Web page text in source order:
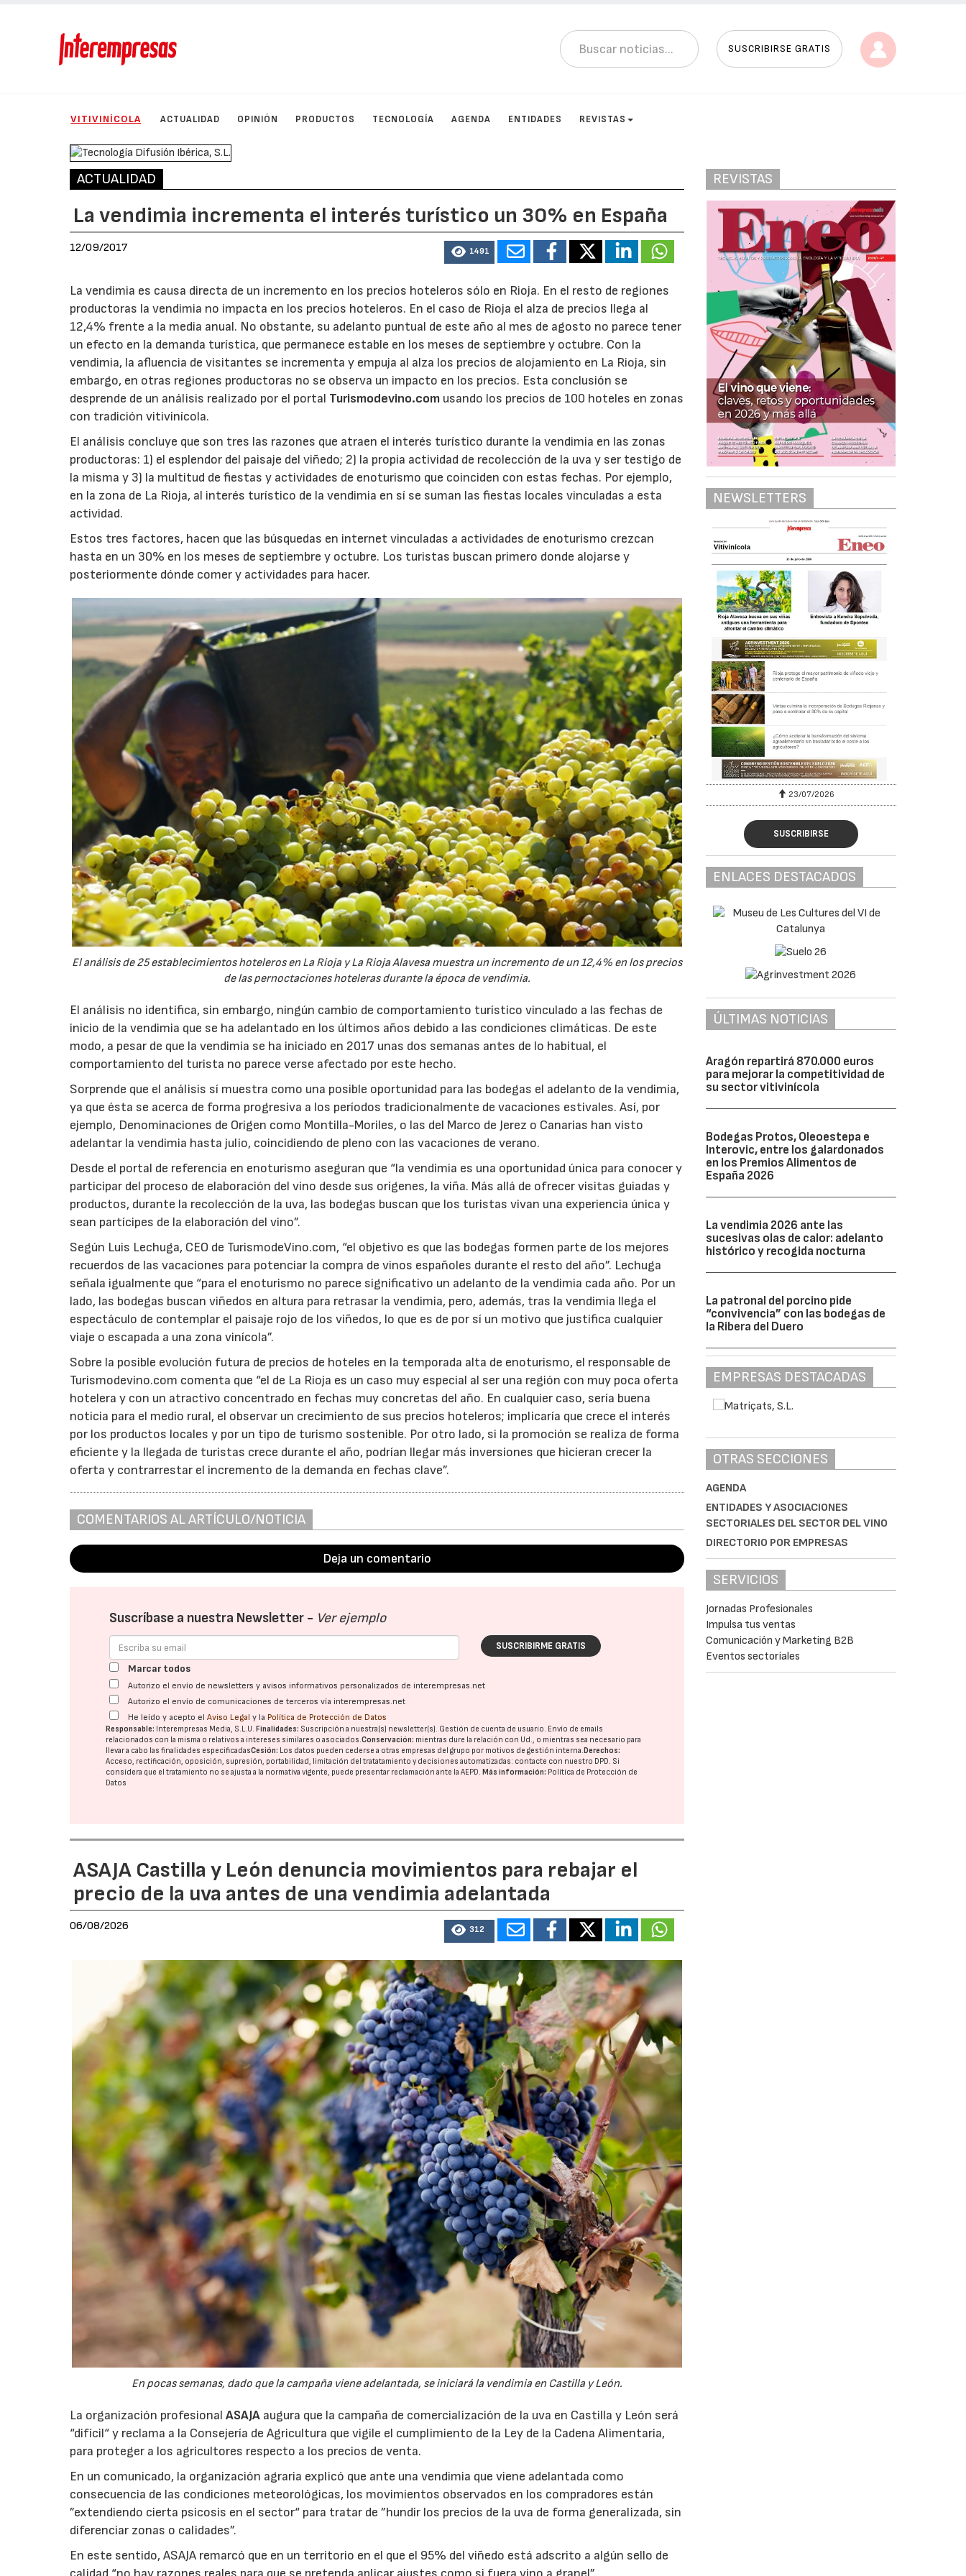
SUSCRIBIRSE GRATIS
VITIVINÍCOLA ACTUALIDAD OPINIÓN PRODUCTOS TECNOLOGÍA AGENDA ENTIDADES REVISTAS
ACTUALIDAD
La vendimia incrementa el interés turístico un 30% en España
12/09/2017 1491
La vendimia es causa directa de un incremento en los precios hoteleros sólo en Rioja. En el resto de regiones
productoras la vendimia no impacta en los precios hoteleros. En el caso de Rioja el alza de precios llega al
12,4% frente a la media anual. No obstante, su adelanto puntual de este año al mes de agosto no parece tener
un efecto en la demanda turística, que permanece estable en los meses de septiembre y octubre. Con la
vendimia, la afluencia de visitantes se incrementa y empuja al alza los precios de alojamiento en La Rioja, sin
embargo, en otras regiones productoras no se observa un impacto en los precios. Esta conclusión se
desprende de un análisis realizado por el portal Turismodevino.com usando los precios de 100 hoteles en zonas
con tradición vitivinícola.
El análisis concluye que son tres las razones que atraen el interés turístico durante la vendimia en las zonas
productoras: 1) el esplendor del paisaje del viñedo; 2) la propia actividad de recolección de la uva y ser testigo de
la misma y 3) la multitud de fiestas y actividades de enoturismo que coinciden con estas fechas. Por ejemplo,
en la zona de La Rioja, al interés turístico de la vendimia en sí se suman las fiestas locales vinculadas a esta
actividad.
Estos tres factores, hacen que las búsquedas en internet vinculadas a actividades de enoturismo crezcan
hasta en un 30% en los meses de septiembre y octubre. Los turistas buscan primero donde alojarse y
posteriormente dónde comer y actividades para hacer.
El análisis de 25 establecimientos hoteleros en La Rioja y La Rioja Alavesa muestra un incremento de un 12,4% en los precios
de las pernoctaciones hoteleras durante la época de vendimia.
El análisis no identifica, sin embargo, ningún cambio de comportamiento turístico vinculado a las fechas de
inicio de la vendimia que se ha adelantado en los últimos años debido a las condiciones climáticas. De este
modo, a pesar de que la vendimia se ha iniciado en 2017 unas dos semanas antes de lo habitual, el
comportamiento del turista no parece verse afectado por este hecho.
Sorprende que el análisis sí muestra como una posible oportunidad para las bodegas el adelanto de la vendimia,
ya que ésta se acerca de forma progresiva a los períodos tradicionalmente de vacaciones estivales. Así, por
ejemplo, Denominaciones de Origen como Montilla-Moriles, o las del Marco de Jerez o Canarias han visto
adelantar la vendimia hasta julio, coincidiendo de pleno con las vacaciones de verano.
Desde el portal de referencia en enoturismo aseguran que “la vendimia es una oportunidad única para conocer y
participar del proceso de elaboración del vino desde sus orígenes, la viña. Más allá de ofrecer visitas guiadas y
productos, durante la recolección de la uva, las bodegas buscan que los turistas vivan una experiencia única y
sean partícipes de la elaboración del vino”.
Según Luis Lechuga, CEO de TurismodeVino.com, “el objetivo es que las bodegas formen parte de los mejores
recuerdos de las vacaciones para potenciar la compra de vinos españoles durante el resto del año”. Lechuga
señala igualmente que “para el enoturismo no parece significativo un adelanto de la vendimia cada año. Por un
lado, las bodegas buscan viñedos en altura para retrasar la vendimia, pero, además, tras la vendimia llega el
espectáculo de contemplar el paisaje rojo de los viñedos, lo que es de por sí un motivo que justifica cualquier
viaje o escapada a una zona vinícola”.
Sobre la posible evolución futura de precios de hoteles en la temporada alta de enoturismo, el responsable de
Turismodevino.com comenta que “el de La Rioja es un caso muy especial al ser una región con muy poca oferta
hotelera y con un atractivo concentrado en fechas muy concretas del año. En cualquier caso, sería buena
noticia para el medio rural, el observar un crecimiento de sus precios hoteleros; implicaría que crece el interés
por los productos locales y por un tipo de turismo sostenible. Por otro lado, si la promoción se realiza de forma
eficiente y la llegada de turistas crece durante el año, podrían llegar más inversiones que hicieran crecer la
oferta y contrarrestar el incremento de la demanda en fechas clave”.
COMENTARIOS AL ARTÍCULO/NOTICIA
Deja un comentario
Suscríbase a nuestra Newsletter - Ver ejemplo
SUSCRIBIRME GRATIS
Marcar todos
Autorizo el envío de newsletters y avisos informativos personalizados de interempresas.net
Autorizo el envío de comunicaciones de terceros vía interempresas.net
He leído y acepto elAviso Legal y la Política de Protección de Datos
Responsable: Interempresas Media, S.L.U. Finalidades: Suscripción a nuestra(s) newsletter(s). Gestión de cuenta de usuario. Envío de emails
relacionados con la misma o relativos a intereses similares o asociados.Conservación: mientras dure la relación con Ud., o mientras sea necesario para
llevar a cabo las finalidades especificadasCesión: Los datos pueden cederse a otras empresas del grupo por motivos de gestión interna. Derechos:
Acceso, rectificación, oposición, supresión, portabilidad, limitación del tratatamiento y decisiones automatizadas: contacte con nuestro DPD. Si
considera que el tratamiento no se ajusta a la normativa vigente, puede presentar reclamación ante laAEPD. Más información: Política de Protección de
Datos
ASAJA Castilla y León denuncia movimientos para rebajar el
precio de la uva antes de una vendimia adelantada
06/08/2026 312
En pocas semanas, dado que la campaña viene adelantada, se iniciará la vendimia en Castilla y León.
La organización profesionalASAJA augura que la campaña de comercialización de la uva en Castilla y León será
“difícil“ y reclama a la Consejería de Agricultura que vigile el cumplimiento de la Ley de la Cadena Alimentaria,
para proteger a los agricultores respecto a los precios de venta.
En un comunicado, la organización agraria explicó que ante una vendimia que viene adelantada como
consecuencia de las condiciones meteorológicas, los movimientos observados en los compradores están
”extendiendo cierta psicosis en el sector“ para tratar de ”hundir los precios de la uva de forma generalizada, sin
diferenciar zonas o calidades”.
En este sentido, ASAJA remarcó que en un territorio en el que el 95% del viñedo está adscrito a algún sello de
REVISTAS
NEWSLETTERS
23/07/2026 30/07/2026 23/07/2026
SUSCRIBIRSE
ENLACES DESTACADOS
ÚLTIMAS NOTICIAS
Aragón repartirá 870.000 euros
para mejorar la competitividad de
su sector vitivinícola
Bodegas Protos, Oleoestepa e
Interovic, entre los galardonados
en los Premios Alimentos de
España 2026
La vendimia 2026 ante las
sucesivas olas de calor: adelanto
histórico y recogida nocturna
La patronal del porcino pide
“convivencia” con las bodegas de
la Ribera del Duero
EMPRESAS DESTACADAS
OTRAS SECCIONES
AGENDA
ENTIDADES Y ASOCIACIONES
SECTORIALES DEL SECTOR DEL VINO
DIRECTORIO POR EMPRESAS
SERVICIOS
Jornadas Profesionales
Impulsa tus ventas
Comunicación y Marketing B2B
Eventos sectoriales